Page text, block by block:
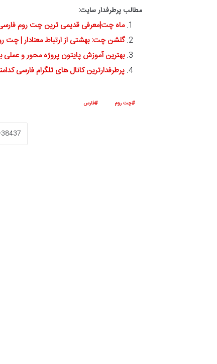
مطالب پرطرفدار سایت:
ماه چت|معرفی قدیمی ترین چت روم
گلشن چت: بهشتی از ارتباط معنادار | چت
بهترین آموزش پایتون پروژه محور و عملی
پرطرفدارترین کانال های تلگرام فارسی
چت روم فارس